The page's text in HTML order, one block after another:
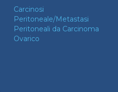
Carcinosi
Peritoneale/Metastasi
Peritoneali da Carcinoma
Ovarico